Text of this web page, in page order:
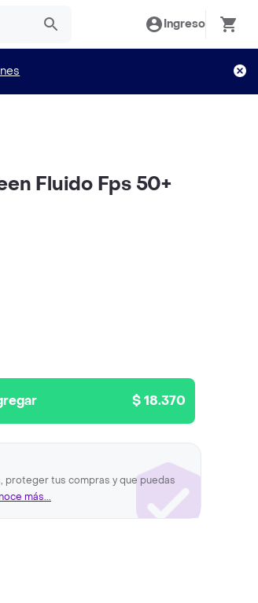
Ingreso
Fluido Fps 50+
$ 18.370
tus compras y que puedas
más...